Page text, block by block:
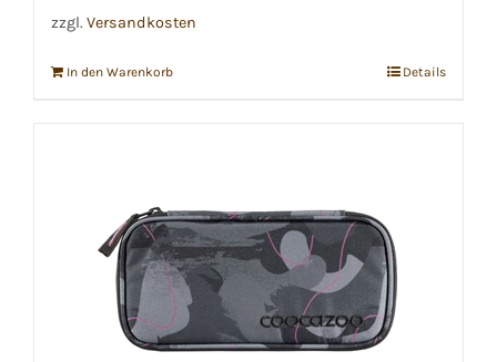
zzgl. Versandkosten
In den Warenkorb Details